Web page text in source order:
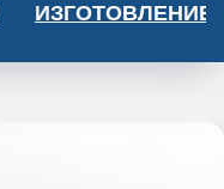
ИЗГОТОВЛЕНИЕ